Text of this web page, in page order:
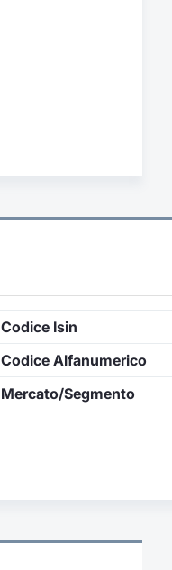
Codice Isin
Codice Alfanumerico
Mercato/Segmento